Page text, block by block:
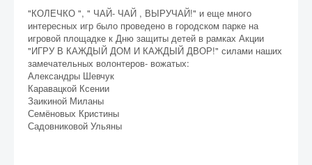
"КОЛЕЧКО ", " ЧАЙ- ЧАЙ , ВЫРУЧАЙ!" и еще много
интересных игр было проведено в городском парке на
игровой площадке к Дню защиты детей в рамках Акции
"ИГРУ В КАЖДЫЙ ДОМ И КАЖДЫЙ ДВОР!" силами наших
замечательных волонтеров- вожатых:
Александры Шевчук
Каравацкой Ксении
Заикиной Миланы
Семёновых Кристины
Садовниковой Ульяны